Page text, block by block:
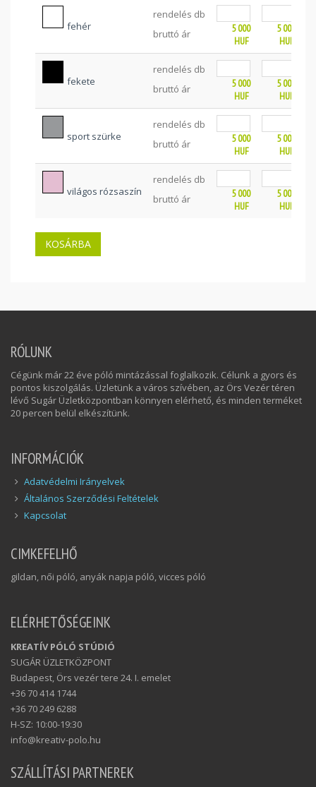
fehér
rendelés db
bruttó ár
5 000
HUF
5 000
HUF
fekete
rendelés db
bruttó ár
5 000
HUF
5 000
HUF
sport szürke
rendelés db
bruttó ár
5 000
HUF
5 000
HUF
világos rózsaszín
rendelés db
bruttó ár
5 000
HUF
5 000
HUF
RÓLUNK
Cégünk már 22 éve póló mintázással foglalkozik. Célunk a gyors és
pontos kiszolgálás. Üzletünk a város szívében, az Örs Vezér téren
lévő Sugár Üzletközpontban könnyen elérhető, és minden terméket
20 percen belül elkészítünk.
INFORMÁCIÓK
Adatvédelmi Irányelvek
Általános Szerződési Feltételek
Kapcsolat
CIMKEFELHŐ
gildan, női póló, anyák napja póló, vicces póló
ELÉRHETŐSÉGEINK
KREATÍV PÓLÓ STÚDIÓ
SUGÁR ÜZLETKÖZPONT
Budapest, Örs vezér tere 24. I. emelet
+36 70 414 1744
+36 70 249 6288
H-SZ: 10:00-19:30
info@kreativ-polo.hu
SZÁLLÍTÁSI PARTNEREK